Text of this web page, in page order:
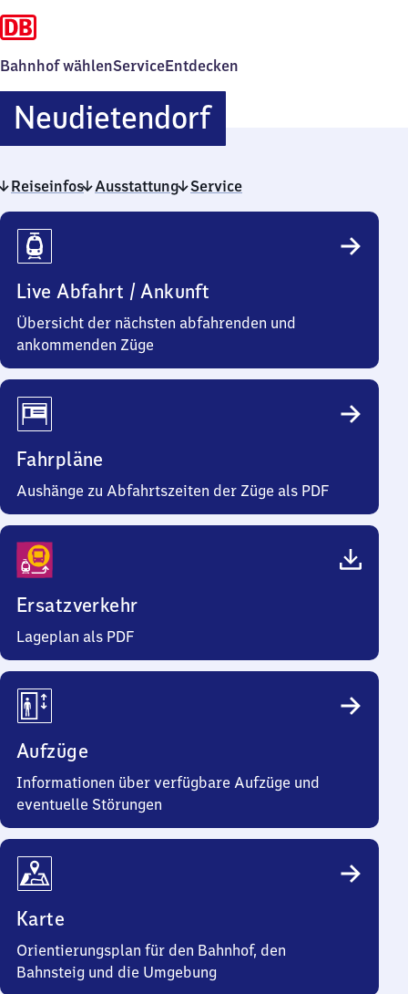
Bahnhof wählenServiceEntdecken
NeudietendorfNeudietendorf
Reiseinfos Ausstattung Service
Reiseinfos
Live Abfahrt / Ankunft
Übersicht der nächsten abfahrenden und
ankommenden Züge
Fahrpläne
Aushänge zu Abfahrtszeiten der Züge als PDF
Ersatzverkehr
Lageplan als PDF
Aufzüge
Informationen über verfügbare Aufzüge und
eventuelle Störungen
Karte
Orientierungsplan für den Bahnhof, den
Bahnsteig und die Umgebung